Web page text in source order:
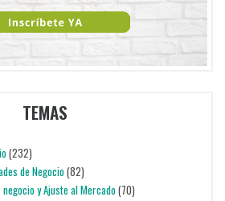
TEMAS
(232)
de Negocio(82)
negocio y Ajuste al Mercado(70)